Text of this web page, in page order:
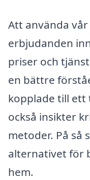
Att använda
erbjudanden
priser och
en bättre
kopplade till ett
också insikter
metoder. På så
alternativet för
hem.